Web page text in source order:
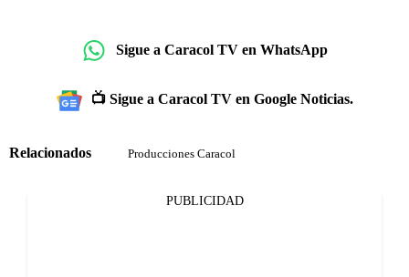
Sigue a Caracol TV en WhatsApp
📺 Sigue a Caracol TV en Google Noticias.
Relacionados Producciones Caracol
PUBLICIDAD